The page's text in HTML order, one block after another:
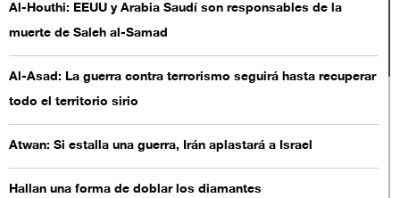
Al-Houthi: EEUU y Arabia Saudí son responsables de la
muerte de Saleh al-Samad
Al-Asad: La guerra contra terrorismo seguirá hasta recuperar
todo el territorio sirio
Atwan: Si estalla una guerra, Irán aplastará a Israel
Hallan una forma de doblar los diamantes